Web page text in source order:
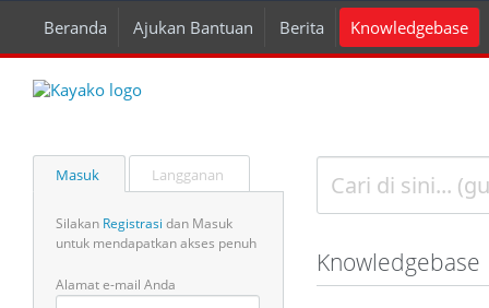
Beranda Ajukan Bantuan Berita Knowledgebase
Masuk Langganan
Silakan Registrasi dan Masuk
untuk mendapatkan akses penuh
Alamat e-mail Anda
Knowledgebase